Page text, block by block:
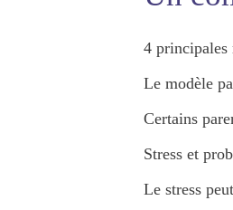
4 principales
Le modèle
Certains
Stress et
Le stress